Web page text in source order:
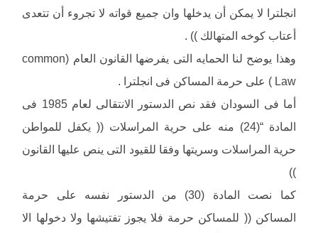
انجلترا لا يمكن أن يدخلها وان جميع قواته لا تجروء أن تتعدى
أعتاب كوخه المتهالك )) .
وهذا يوضح لنا الحمايه التى يفرضها القانون العام (common
Law ) على حرمة المساكن فى انجلترا .
أما فى السودان فقد نص الدستور الانتقالى لعام 1985 فى
المادة “(24) منه على حرية المراسلات (( يكفل للمواطن
حرية المراسلات وسريتها وفقا للقيود التى ينص عليها القانون
))
كما نصت المادة (30) من الدستور نفسه على حرمة
المساكن (( للمساكن حرمة فلا يجوز تفتيشها ولا دخولها الا